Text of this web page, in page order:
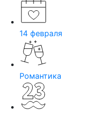
14 февраля
Романтика